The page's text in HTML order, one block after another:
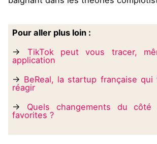
Pour aller plus loin :
→ TikTok peut vous tracer,
application
→ BeReal, la startup française qui
réagir
→ Quels changements du
favorites ?